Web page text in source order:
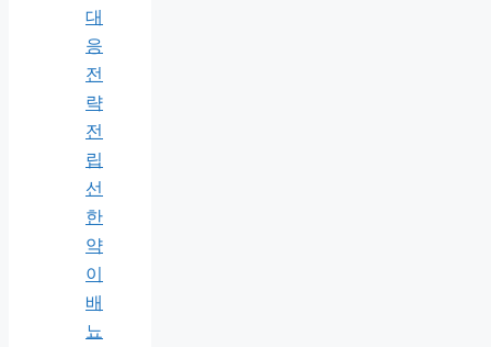
대
응
전
략
전
립
선
한
약
이
배
뇨